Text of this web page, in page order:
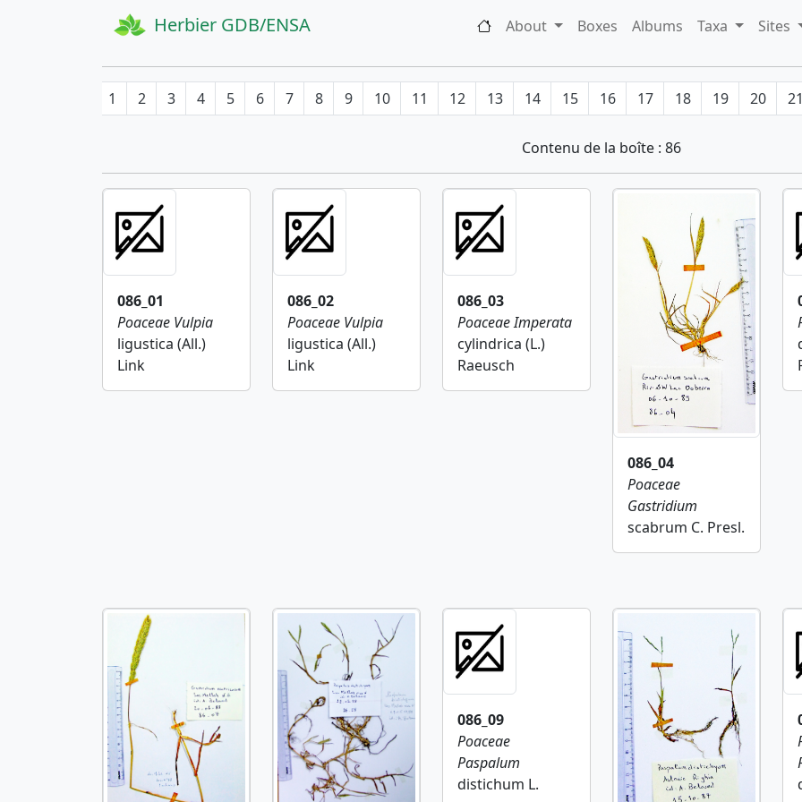
Herbier GDB/ENSA About Boxes Albums Taxa Sites
1 2 3 4 5 6 7 8 9 10 11 12 13 14 15 16 17 18 19 20
Contenu de la boîte : 86
086_01
Poaceae Vulpia
ligustica (All.)
Link
086_02
Poaceae Vulpia
ligustica (All.)
Link
086_03
PoaceaeImperata
cylindrica (L.)
Raeusch
086_04
Poaceae
Gastridium
scabrum C. Presl.
086_09
Poaceae
Paspalum
distichum L.